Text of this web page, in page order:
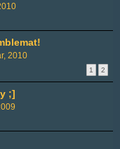
2010
1 2
;]